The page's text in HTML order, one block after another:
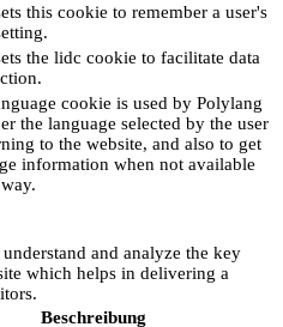
this cookie to remember a user's
the lidc cookie to facilitate data
cookie is used by Polylang
the language selected by the user
to the website, and also to get
information when not available
and analyze the key
which helps in delivering a
Beschreibung